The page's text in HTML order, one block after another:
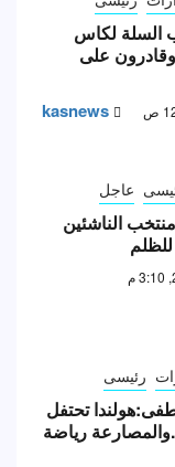
السلة لكاس
على
kasnews
عاجل
الناشئين
رئيسى
تحتفل
رياضة